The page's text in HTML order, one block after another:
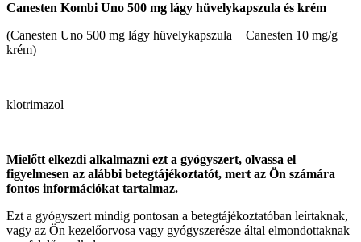
Canesten Kombi Uno 500 mg lágy hüvelykapszula és krém
(Canesten Uno 500 mg lágy hüvelykapszula + Canesten 10 mg/g
krém)
klotrimazol
Mielőtt elkezdi alkalmazni ezt a gyógyszert, olvassa el
figyelmesen az alábbi betegtájékoztatót, mert az Ön számára
fontos információkat tartalmaz.
Ezt a gyógyszert mindig pontosan a betegtájékoztatóban leírtaknak,
vagy az Ön kezelőorvosa vagy gyógyszerésze által elmondottaknak